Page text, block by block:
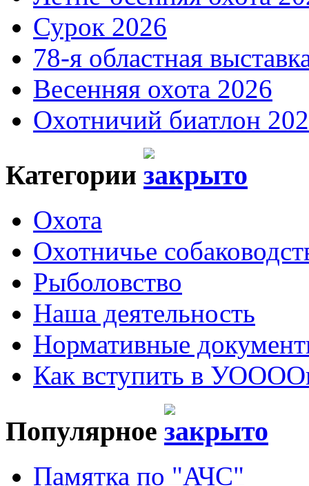
Сурок 2026
78-я областная
Весенняя охота 2026
Охотничий биатлон
Категории
Охота
Охотничье
Рыболовство
Наша деятельность
Нормативные
Как вступить в
Популярное
Памятка по "АЧС"